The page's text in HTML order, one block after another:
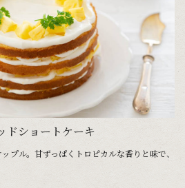
ドショートケーキ
プル。甘ずっぱくトロピカルな香りと味で、